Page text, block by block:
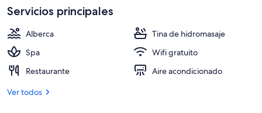
Minibar, caja de seguridad en la
Servicios principales
Alberca
Tina de hidromasaje
Spa
Wifi gratuito
Restaurante
Aire acondicionado
Ver todos